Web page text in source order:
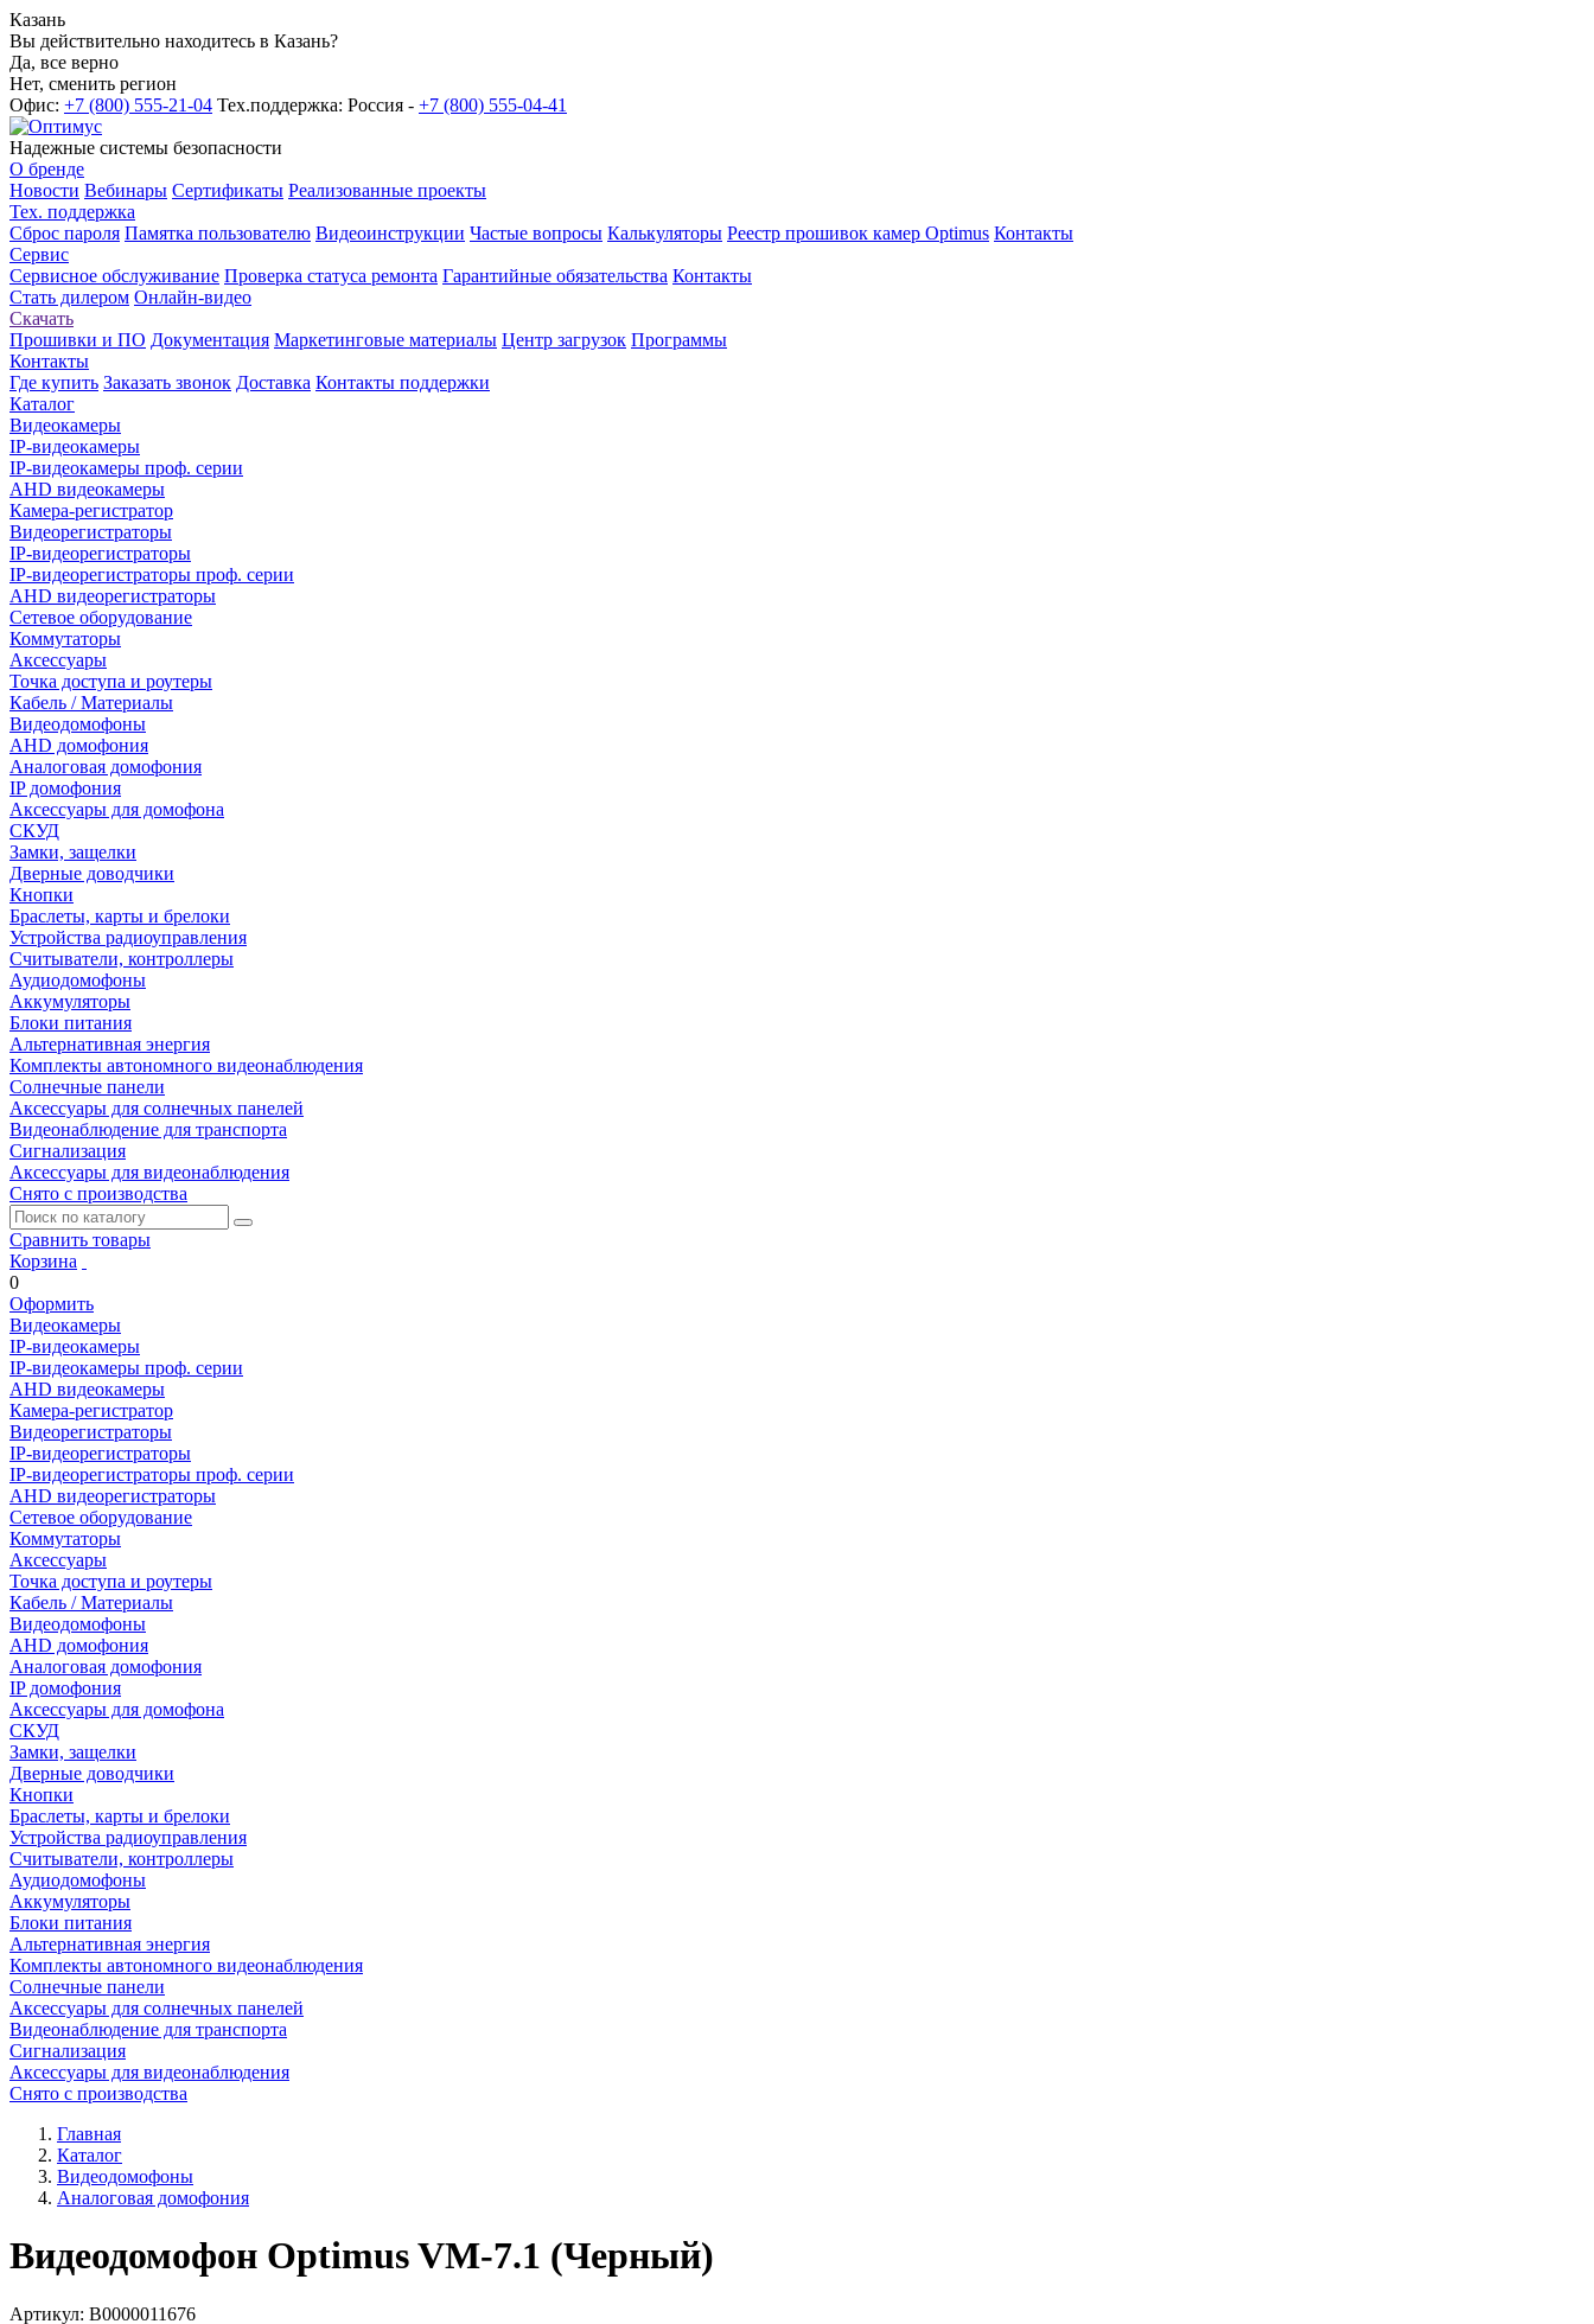
Казань
Вы действительно находитесь в Казань?
Да, все верно
Нет, сменить регион
Офис: +7 (800) 555-21-04 Тех.поддержка: Россия - +7 (800) 555-04-41
Надежные системы безопасности
О бренде
Новости Вебинары Сертификаты Реализованные проекты
Тех. поддержка
Сброс пароля Памятка пользователю Видеоинструкции Частые вопросы Калькуляторы Реестр прошивок камер Optimus Контакты
Сервис
Сервисное обслуживание Проверка статуса ремонта Гарантийные обязательства Контакты
Стать дилером Онлайн-видео
Скачать
Прошивки и ПО Документация Маркетинговые материалы Центр загрузок Программы
Контакты
Где купить Заказать звонок Доставка Контакты поддержки
Каталог
Видеокамеры
IP-видеокамеры
IP-видеокамеры проф. серии
AHD видеокамеры
Камера-регистратор
Видеорегистраторы
IP-видеорегистраторы
IP-видеорегистраторы проф. серии
AHD видеорегистраторы
Сетевое оборудование
Коммутаторы
Аксессуары
Точка доступа и роутеры
Кабель / Материалы
Видеодомофоны
AHD домофония
Аналоговая домофония
IP домофония
Аксессуары для домофона
СКУД
Замки, защелки
Дверные доводчики
Кнопки
Браслеты, карты и брелоки
Устройства радиоуправления
Считыватели, контроллеры
Аудиодомофоны
Аккумуляторы
Блоки питания
Альтернативная энергия
Комплекты автономного видеонаблюдения
Солнечные панели
Аксессуары для солнечных панелей
Видеонаблюдение для транспорта
Сигнализация
Аксессуары для видеонаблюдения
Снято с производства
Сравнить товары
Корзина
0
Оформить
Видеокамеры
IP-видеокамеры
IP-видеокамеры проф. серии
AHD видеокамеры
Камера-регистратор
Видеорегистраторы
IP-видеорегистраторы
IP-видеорегистраторы проф. серии
AHD видеорегистраторы
Сетевое оборудование
Коммутаторы
Аксессуары
Точка доступа и роутеры
Кабель / Материалы
Видеодомофоны
AHD домофония
Аналоговая домофония
IP домофония
Аксессуары для домофона
СКУД
Замки, защелки
Дверные доводчики
Кнопки
Браслеты, карты и брелоки
Устройства радиоуправления
Считыватели, контроллеры
Аудиодомофоны
Аккумуляторы
Блоки питания
Альтернативная энергия
Комплекты автономного видеонаблюдения
Солнечные панели
Аксессуары для солнечных панелей
Видеонаблюдение для транспорта
Сигнализация
Аксессуары для видеонаблюдения
Снято с производства
Главная
Каталог
Видеодомофоны
Аналоговая домофония
Видеодомофон Optimus VM-7.1 (Черный)
Артикул: В0000011676